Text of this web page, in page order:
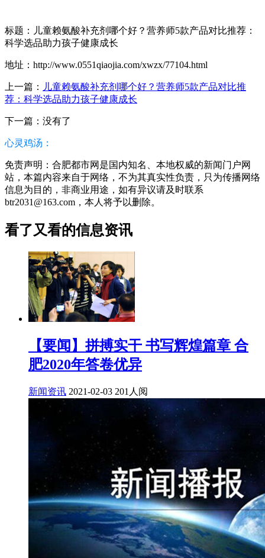
标题：儿童赖氨酸补充剂哪个好？营养师5款产品对比推荐：
科学选品助力孩子健康成长
地址：http://www.0551qiaojia.com/xwzx/77104.html
上一篇：
儿童赖氨酸补充剂哪个好？营养师5款产品对比推
荐：科学选品助力孩子健康成长
下一篇：没有了
心灵鸡汤：
免责声明：合肥都市网是国内知名、本地权威的新闻门户网
站，本篇内容来自于网络，不为其真实性负责，只为传播网络
信息为目的，非商业用途，如有异议请及时联系
btr2031@163.com，本人将予以删除。
看了又看的信息资讯
【要闻】拼搏实干 书写辉煌篇章 合
肥2020年答卷优异
新闻资讯 2021-02-03 201人阅